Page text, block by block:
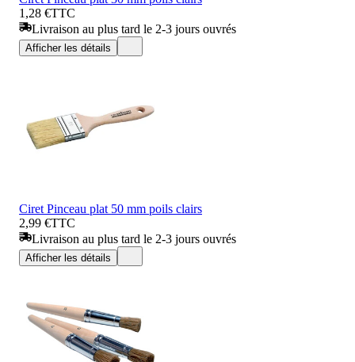
1,28 €TTC
Livraison au plus tard le 2-3 jours ouvrés
Afficher les détails
Ciret Pinceau plat 50 mm poils clairs
2,99 €TTC
Livraison au plus tard le 2-3 jours ouvrés
Afficher les détails